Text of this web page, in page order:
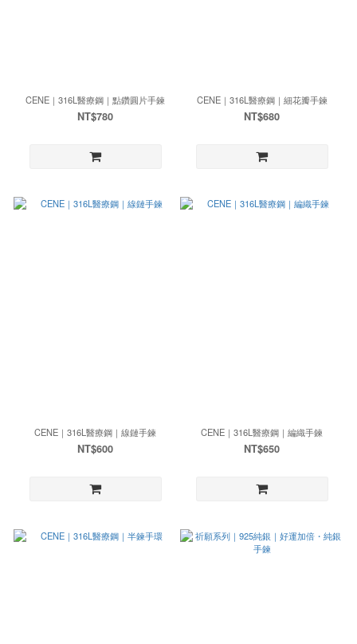
CENE｜316L醫療鋼｜點鑽圓片手鍊
NT$780
CENE｜316L醫療鋼｜細花瓣手鍊
NT$680
CENE｜316L醫療鋼｜線鏈手鍊
NT$600
CENE｜316L醫療鋼｜編織手鍊
NT$650